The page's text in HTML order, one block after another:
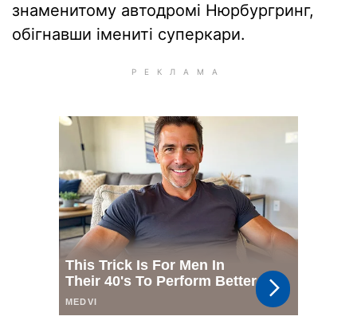
знаменитому автодромі Нюрбургринг,
обігнавши імениті суперкари.